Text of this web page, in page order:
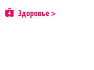
Здоровье